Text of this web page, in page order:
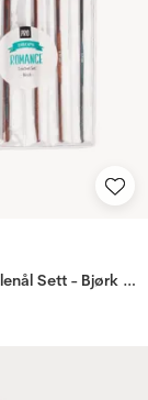
Drops - Heklenål Sett - Bjørk - Pro Romance